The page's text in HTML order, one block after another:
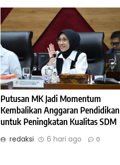
Putusan MK Jadi Momentum
Kembalikan Anggaran Pendidikan
untuk Peningkatan Kualitas SDM
redaksi 6 hari ago 0